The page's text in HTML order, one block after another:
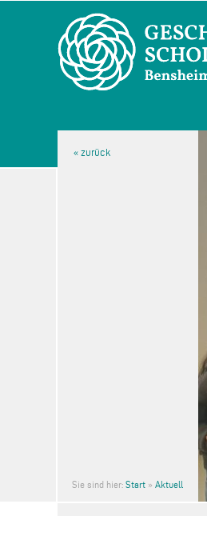
Sie sind hier: Start » Aktuell